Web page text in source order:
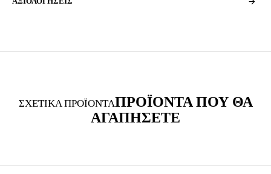
ΣΧΕΤΙΚΑ ΠΡΟΪΟΝΤΑΠΡΟΪΟΝΤΑ ΠΟΥ ΘΑ
ΑΓΑΠΗΣΕΤΕ